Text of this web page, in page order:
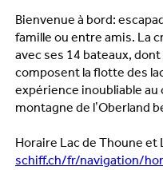
Bienvenue à bord:
famille ou entre amis. La
avec ses 14 bateaux,
composent la flotte des
expérience inoubliable au
montagne de l’Oberland
Horaire Lac de Thoune et
schiff.ch/fr/navigation/